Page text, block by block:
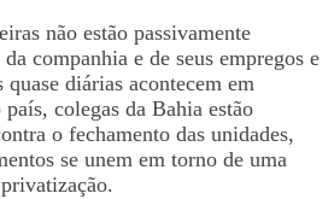
não estão passivamente
companhia e de seus empregos e
diárias acontecem em
colegas da Bahia estão
o fechamento das unidades,
se unem em torno de uma